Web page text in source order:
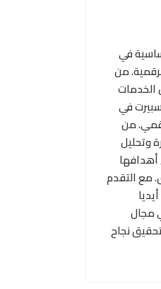
في
من
في
من
وتحليل
أهدافها
مع التقدم
مجال
نجاح